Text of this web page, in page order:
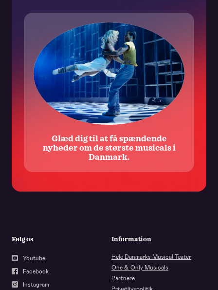
markedsføringsmæssig henseende. Samtykket kan altid
trækkes tilbage ved at benytte frameldingslinket i det
udsendte materiale samt ved at rette henvendelse til One and
Only koncernen. Der henvises i øvrigt til vores
privatlivspolitik.
Glæd dig til at få spændende
nyheder om de største musicals i
Danmark.
Følg os
Youtube
Facebook
Instagram
Information
Hele Danmarks Musical Teater
One & Only Musicals
Partnere
Privatlivspolitik